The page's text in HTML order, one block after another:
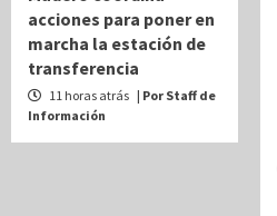
acciones para poner en
marcha la estación de
transferencia
11 horas atrás | Por Staff de
Información